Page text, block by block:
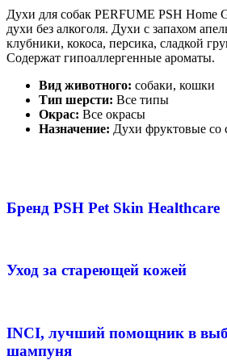
Духи для собак PERFUME PSH Home
духи без алкоголя. Духи с запахом
клубники, кокоса, персика, сладкой
Содержат гипоаллергенные ароматы.
Вид животного: собаки, кошки
Тип шерсти: Все типы
Окрас: Все окрасы
Назначение: Духи фруктовые со
Бренд PSH Pet Skin Healthcare
Уход за стареющей кожей
INCI, лучший помощник в
шампуня